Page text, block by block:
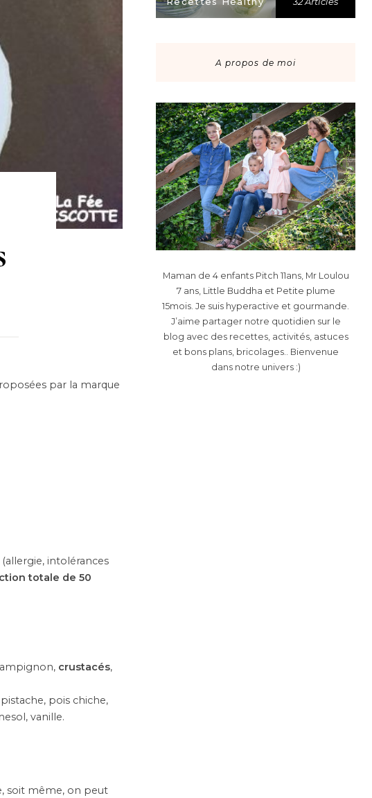
par la marque
intolérances
totale de 50
crustacés,
pois chiche,
vanille.
soit même, on peut
A propos de moi
Maman de 4 enfants Pitch 11ans, Mr Loulou
7 ans, Little Buddha et Petite plume
15mois. Je suis hyperactive et gourmande.
J’aime partager notre quotidien sur le
blog avec des recettes, activités, astuces
et bons plans, bricolages.. Bienvenue
dans notre univers :)